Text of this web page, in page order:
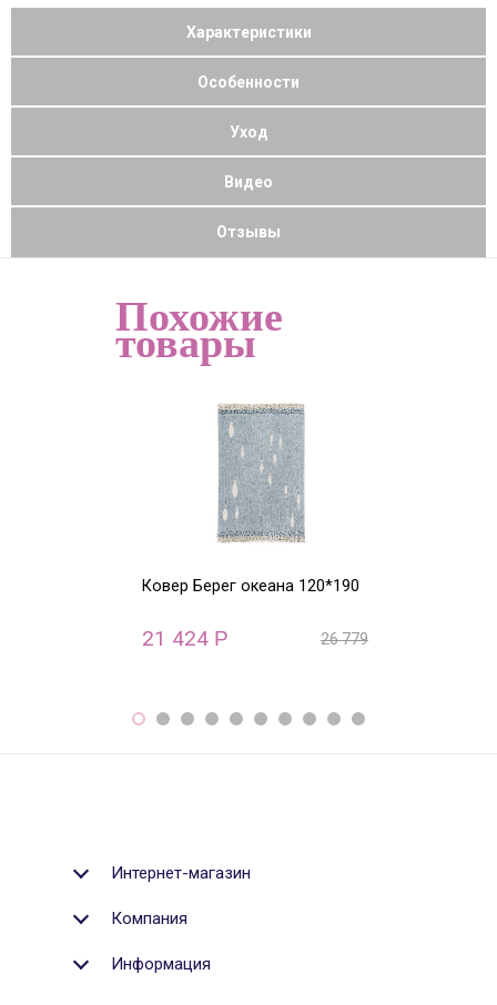
Характеристики
Особенности
Уход
Видео
Отзывы
Похожие
товары
Ковер Берег океана 120*190
21 424 Р 26 779
Интернет-магазин
Компания
Информация